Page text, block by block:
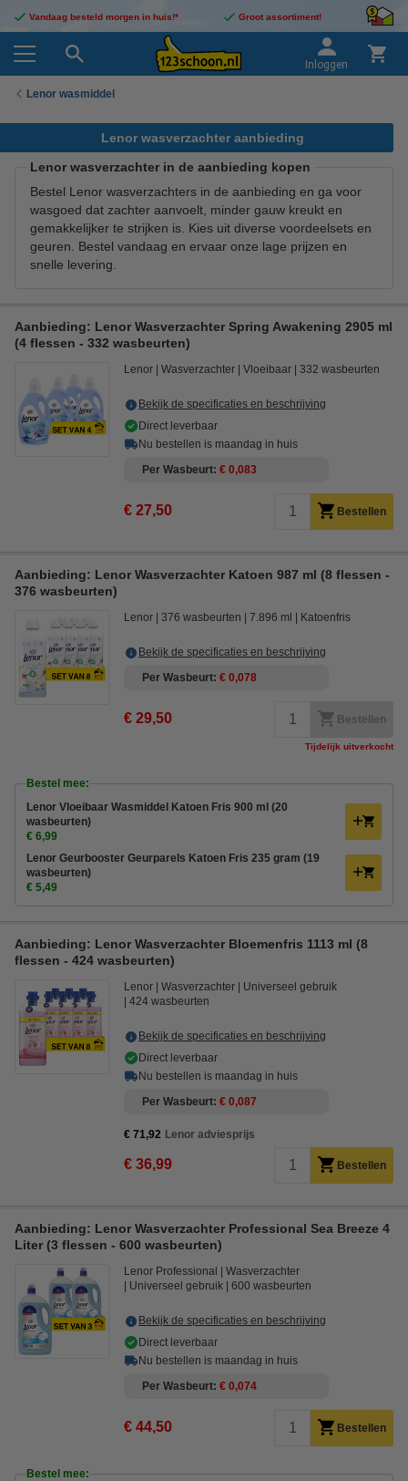
Vandaag besteld morgen in huis!* Groot assortiment!
Inloggen
Lenor wasmiddel
Lenor wasverzachter aanbieding
Lenor wasverzachter in de aanbieding kopen
Bestel Lenor wasverzachters in de aanbieding en ga voor
wasgoed dat zachter aanvoelt, minder gauw kreukt en
gemakkelijker te strijken is. Kies uit diverse voordeelsets en
geuren. Bestel vandaag en ervaar onze lage prijzen en
snelle levering.
Aanbieding: Lenor Wasverzachter Spring Awakening 2905 ml
(4 flessen - 332 wasbeurten)
Lenor Wasverzachter Vloeibaar 332 wasbeurten
Bekijk de specificaties en beschrijving
Direct leverbaar
Nu bestellen is maandag in huis
Per Wasbeurt € 0,083
€ 27,50 Bestellen
Aanbieding: Lenor Wasverzachter Katoen 987 ml (8 flessen -
376 wasbeurten)
Lenor 376 wasbeurten 7.896 ml Katoenfris
Bekijk de specificaties en beschrijving
Per Wasbeurt € 0,078
€ 29,50 Bestellen
Tijdelijk uitverkocht
Bestel mee:
Lenor Vloeibaar Wasmiddel Katoen Fris 900 ml (20
wasbeurten)
€ 6,99
Lenor Geurbooster Geurparels Katoen Fris 235 gram (19
wasbeurten)
€ 5,49
Aanbieding: Lenor Wasverzachter Bloemenfris 1113 ml (8
flessen - 424 wasbeurten)
Lenor Wasverzachter
Universeel gebruik
424 wasbeurten
Bekijk de specificaties en beschrijving
Direct leverbaar
Nu bestellen is maandag in huis
Per Wasbeurt € 0,087
€ 71,92 Lenor adviesprijs
€ 36,99 Bestellen
Aanbieding: Lenor Wasverzachter Professional Sea Breeze 4
Liter (3 flessen - 600 wasbeurten)
Lenor Professional
Wasverzachter
Universeel gebruik
600 wasbeurten
Bekijk de specificaties en beschrijving
Direct leverbaar
Nu bestellen is maandag in huis
Per Wasbeurt € 0,074
€ 44,50 Bestellen
Bestel mee: